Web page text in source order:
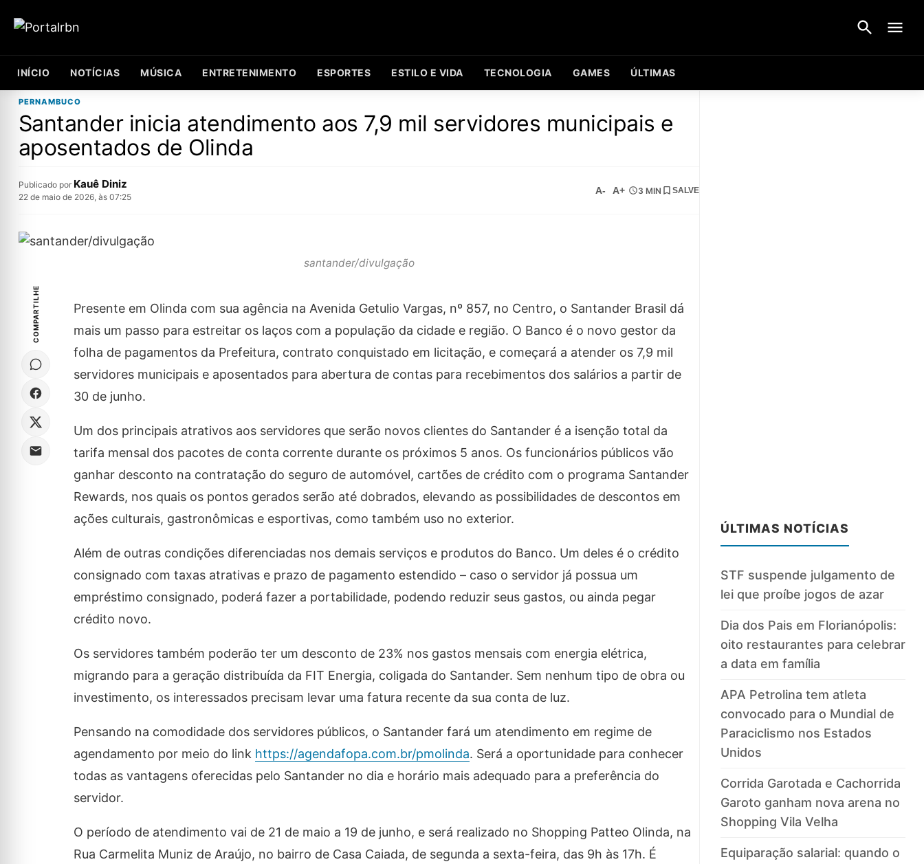
INÍCIO NOTÍCIAS MÚSICA ENTRETENIMENTO ESPORTES ESTILO E VIDA TECNOLOGIA GAMES ÚLTIMAS
PERNAMBUCO
Santander inicia atendimento aos 7,9 mil servidores municipais e
aposentados de Olinda
Publicado por Kauê Diniz
22 de maio de 2026, às 07:25
A- A+ 3 MIN SALVE
santander/divulgação
COMPARTILHE
Presente em Olinda com sua agência na Avenida Getulio Vargas, nº 857, no Centro, o Santander Brasil dá
mais um passo para estreitar os laços com a população da cidade e região. O Banco é o novo gestor da
folha de pagamentos da Prefeitura, contrato conquistado em licitação, e começará a atender os 7,9 mil
servidores municipais e aposentados para abertura de contas para recebimentos dos salários a partir de
30 de junho.
Um dos principais atrativos aos servidores que serão novos clientes do Santander é a isenção total da
tarifa mensal dos pacotes de conta corrente durante os próximos 5 anos. Os funcionários públicos vão
ganhar desconto na contratação do seguro de automóvel, cartões de crédito com o programa Santander
Rewards, nos quais os pontos gerados serão até dobrados, elevando as possibilidades de descontos em
ações culturais, gastronômicas e esportivas, como também uso no exterior.
Além de outras condições diferenciadas nos demais serviços e produtos do Banco. Um deles é o crédito
consignado com taxas atrativas e prazo de pagamento estendido – caso o servidor já possua um
empréstimo consignado, poderá fazer a portabilidade, podendo reduzir seus gastos, ou ainda pegar
crédito novo.
Os servidores também poderão ter um desconto de 23% nos gastos mensais com energia elétrica,
migrando para a geração distribuída da FIT Energia, coligada do Santander. Sem nenhum tipo de obra ou
investimento, os interessados precisam levar uma fatura recente da sua conta de luz.
Pensando na comodidade dos servidores públicos, o Santander fará um atendimento em regime de
agendamento por meio do link https://agendafopa.com.br/pmolinda. Será a oportunidade para conhecer
todas as vantagens oferecidas pelo Santander no dia e horário mais adequado para a preferência do
servidor.
O período de atendimento vai de 21 de maio a 19 de junho, e será realizado no Shopping Patteo Olinda, na
Rua Carmelita Muniz de Araújo, no bairro de Casa Caiada, de segunda a sexta-feira, das 9h às 17h. É
ÚLTIMAS NOTÍCIAS
STF suspende julgamento de
lei que proíbe jogos de azar
Dia dos Pais em Florianópolis:
oito restaurantes para celebrar
a data em família
APA Petrolina tem atleta
convocado para o Mundial de
Paraciclismo nos Estados
Unidos
Corrida Garotada e Cachorrida
Garoto ganham nova arena no
Shopping Vila Velha
Equiparação salarial: quando o